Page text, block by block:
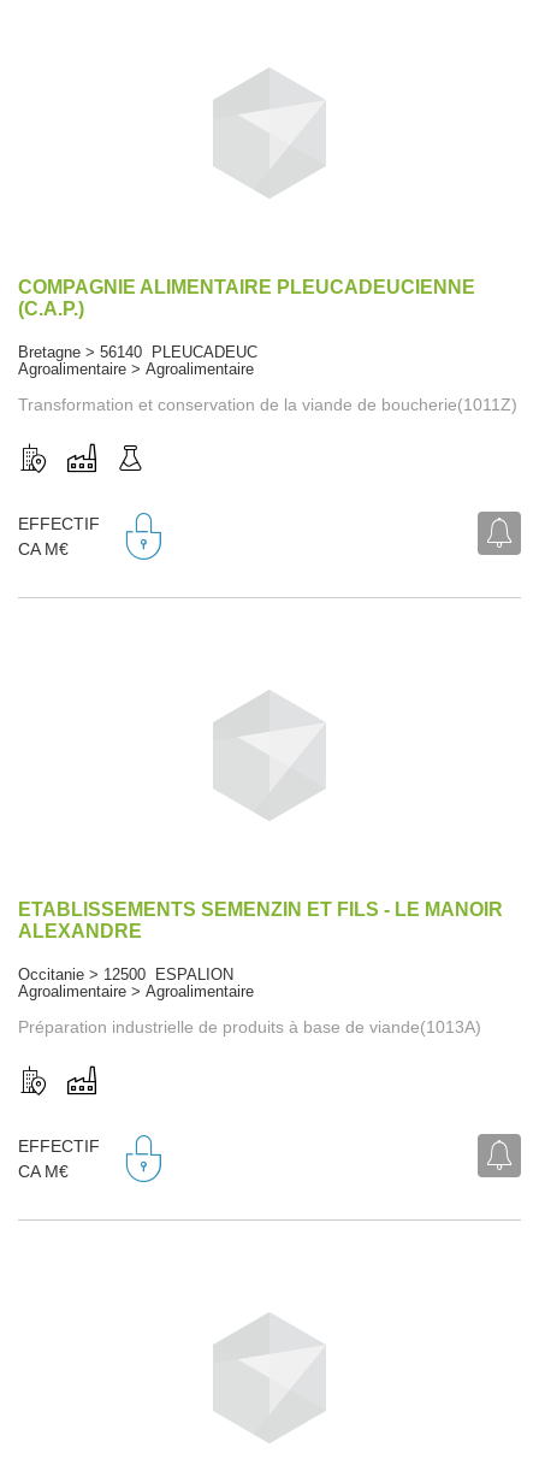
COMPAGNIE ALIMENTAIRE PLEUCADEUCIENNE
(C.A.P.)
Bretagne > 56140 PLEUCADEUC
Agroalimentaire > Agroalimentaire
Transformation et conservation de la viande de boucherie(1011Z)
EFFECTIF
CA M€
ETABLISSEMENTS SEMENZIN ET FILS - LE MANOIR
ALEXANDRE
Occitanie > 12500 ESPALION
Agroalimentaire > Agroalimentaire
Préparation industrielle de produits à base de viande(1013A)
EFFECTIF
CA M€